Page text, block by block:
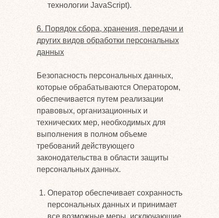
технологии JavaScript).
6. Порядок сбора, хранения, передачи и
других видов обработки персональных
данных
Безопасность персональных данных,
которые обрабатываются Оператором,
обеспечивается путем реализации
правовых, организационных и
технических мер, необходимых для
выполнения в полном объеме
требований действующего
законодательства в области защиты
персональных данных.
Оператор обеспечивает сохранность
персональных данных и принимает
все возможные меры, исключающие